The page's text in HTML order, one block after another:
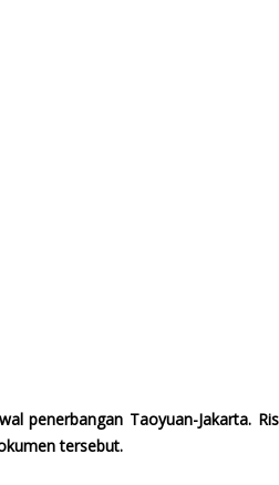
penerbangan Taoyuan-Jakarta.
tersebut.